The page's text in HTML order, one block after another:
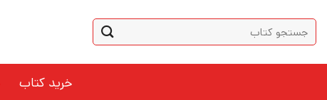
content
جستجو
برای:
خرید کتاب